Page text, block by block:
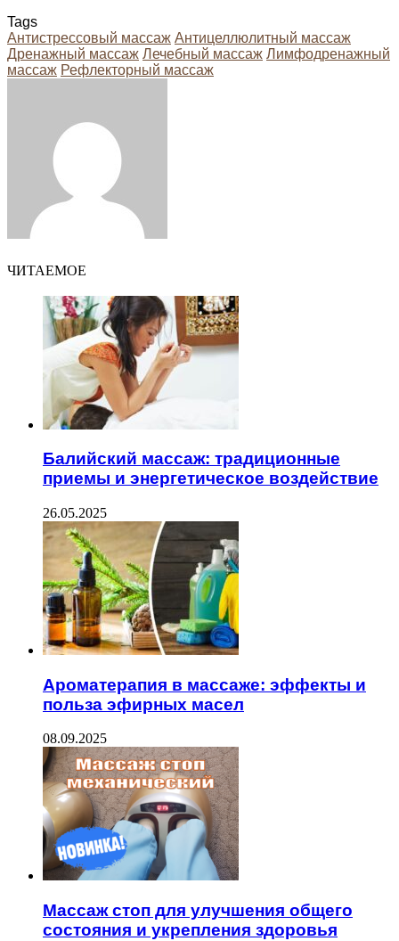
Tags
Антистрессовый массаж Антицеллюлитный массаж
Дренажный массаж Лечебный массаж Лимфодренажный
массаж Рефлекторный массаж
ЧИТАЕМОЕ
Балийский массаж: традиционные
приемы и энергетическое воздействие
26.05.2025
Ароматерапия в массаже: эффекты и
польза эфирных масел
08.09.2025
Массаж стоп для улучшения общего
состояния и укрепления здоровья